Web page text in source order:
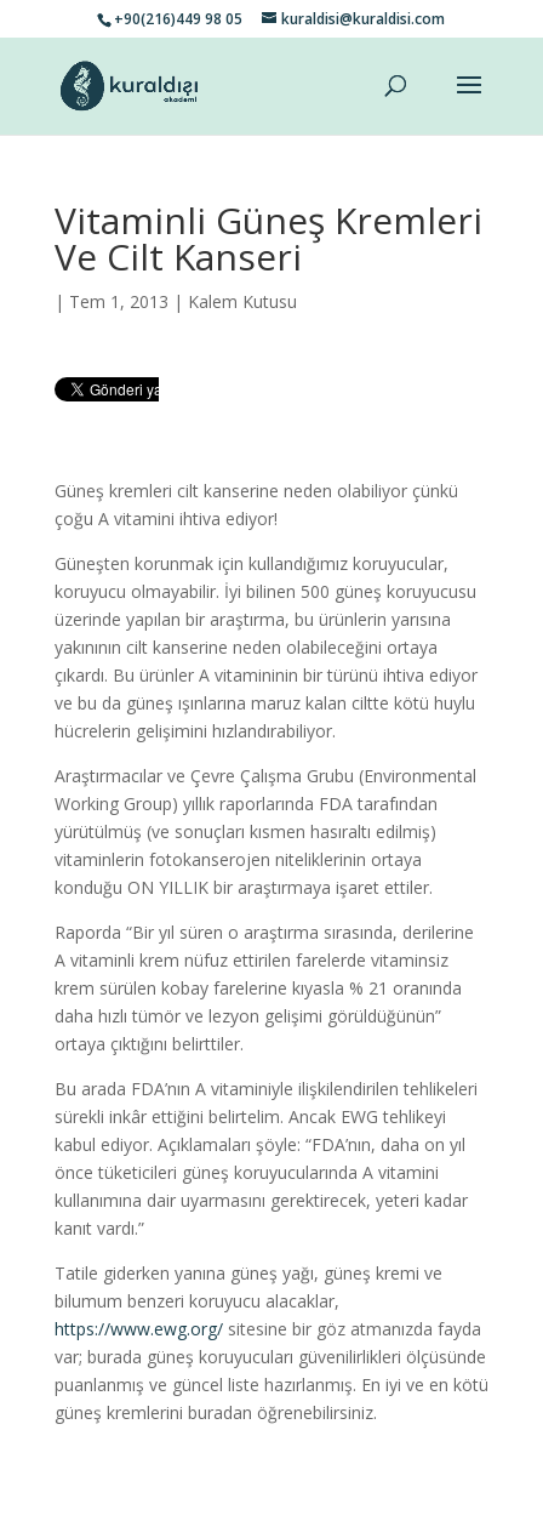
+90(216)449 98 05 kuraldisi@kuraldisi.com
Vitaminli Güneş Kremleri
Ve Cilt Kanseri
| Tem 1, 2013 | Kalem Kutusu
Güneş kremleri cilt kanserine neden olabiliyor çünkü
çoğu A vitamini ihtiva ediyor!
Güneşten korunmak için kullandığımız koruyucular,
koruyucu olmayabilir. İyi bilinen 500 güneş koruyucusu
üzerinde yapılan bir araştırma, bu ürünlerin yarısına
yakınının cilt kanserine neden olabileceğini ortaya
çıkardı. Bu ürünler A vitamininin bir türünü ihtiva ediyor
ve bu da güneş ışınlarına maruz kalan ciltte kötü huylu
hücrelerin gelişimini hızlandırabiliyor.
Araştırmacılar ve Çevre Çalışma Grubu (Environmental
Working Group) yıllık raporlarında FDA tarafından
yürütülmüş (ve sonuçları kısmen hasıraltı edilmiş)
vitaminlerin fotokanserojen niteliklerinin ortaya
konduğu ON YILLIK bir araştırmaya işaret ettiler.
Raporda “Bir yıl süren o araştırma sırasında, derilerine
A vitaminli krem nüfuz ettirilen farelerde vitaminsiz
krem sürülen kobay farelerine kıyasla % 21 oranında
daha hızlı tümör ve lezyon gelişimi görüldüğünün”
ortaya çıktığını belirttiler.
Bu arada FDA’nın A vitaminiyle ilişkilendirilen tehlikeleri
sürekli inkâr ettiğini belirtelim. Ancak EWG tehlikeyi
kabul ediyor. Açıklamaları şöyle: “FDA’nın, daha on yıl
önce tüketicileri güneş koruyucularında A vitamini
kullanımına dair uyarmasını gerektirecek, yeteri kadar
kanıt vardı.”
Tatile giderken yanına güneş yağı, güneş kremi ve
bilumum benzeri koruyucu alacaklar,
https://www.ewg.org/sitesine bir göz atmanızda fayda
var; burada güneş koruyucuları güvenilirlikleri ölçüsünde
puanlanmış ve güncel liste hazırlanmış. En iyi ve en kötü
güneş kremlerini buradan öğrenebilirsiniz.